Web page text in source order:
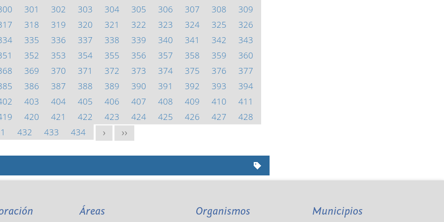
301 302 303 304 305 306 307 308
309
318 319 320 321 322 323 324 325
326
335 336 337 338 339 340 341 342
343
352 353 354 355 356 357 358 359
360
369 370 371 372 373 374 375 376
377
386 387 388 389 390 391 392 393
394
403 404 405 406 407 408 409 410
411
420 421 422 423 424 425 426 427
428
432 433 434 > >>
Áreas Organismos Municipios